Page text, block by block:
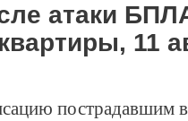
атаки
11
пострадавшим